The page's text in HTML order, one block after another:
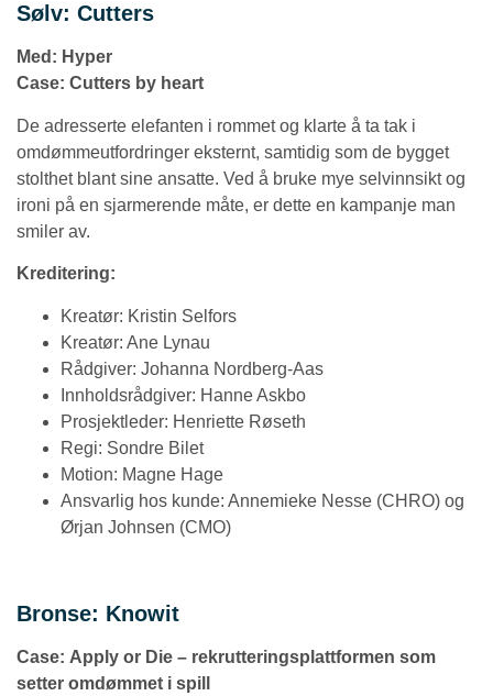
Sølv: Cutters
Med: Hyper
Case: Cutters by heart
De adresserte elefanten i rommet og klarte å ta tak i
omdømmeutfordringer eksternt, samtidig som de bygget
stolthet blant sine ansatte. Ved å bruke mye selvinnsikt og
ironi på en sjarmerende måte, er dette en kampanje man
smiler av.
Kreditering:
Kreatør: Kristin Selfors
Kreatør: Ane Lynau
Rådgiver: Johanna Nordberg-Aas
Innholdsrådgiver: Hanne Askbo
Prosjektleder: Henriette Røseth
Regi: Sondre Bilet
Motion: Magne Hage
Ansvarlig hos kunde: Annemieke Nesse (CHRO) og
Ørjan Johnsen (CMO)
Bronse: Knowit
Case: Apply or Die – rekrutteringsplattformen som
setter omdømmet i spill